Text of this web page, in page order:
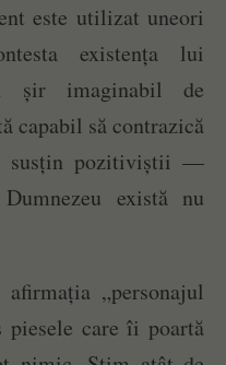
este utilizat uneori
existența lui
șir imaginabil de
capabil să contrazică
susțin pozitiviștii —
există nu
„personajul
piesele care îi poartă